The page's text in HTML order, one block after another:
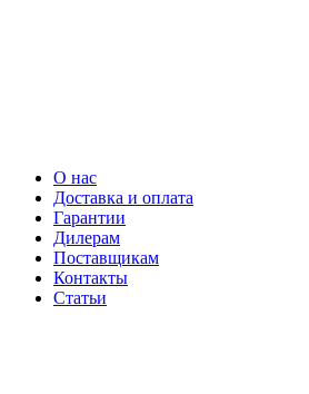
О нас
Доставка и оплата
Гарантии
Дилерам
Поставщикам
Контакты
Статьи